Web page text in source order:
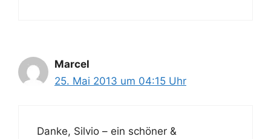
Marcel
25. Mai 2013 um 04:15 Uhr
Danke, Silvio – ein schöner &